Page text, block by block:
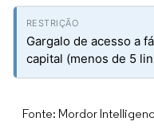
Gargalo de acesso a
capital (menos de 5
Fonte: Mordor